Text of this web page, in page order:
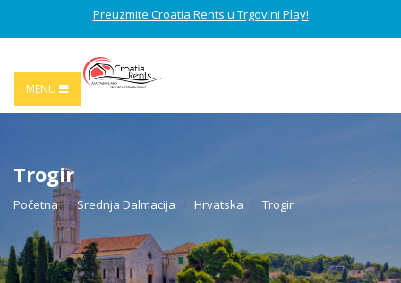
Preuzmite Croatia Rents u Trgovini Play!
MENU
Trogir
Početna Srednja Dalmacija Hrvatska Trogir